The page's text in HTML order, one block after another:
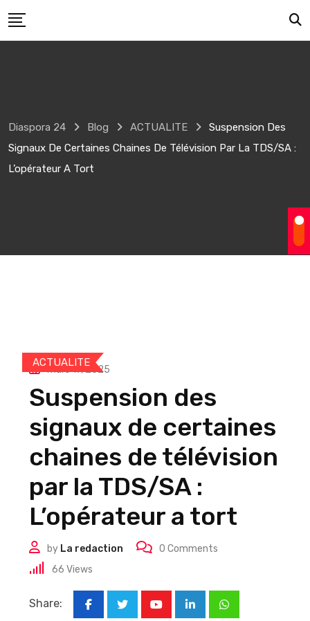
to
Diaspora 24 Blog ACTUALITE
Suspension Des
Signaux De Certaines Chaines De Télévision Par La TDS/SA :
L’opérateur A Tort
ACTUALITE
mars 17, 2025
Suspension des
signaux de certaines
chaines de télévision
par la TDS/SA :
L’opérateur a tort
by La redaction 0 Comments
66 Views
Share:
LinkedInWhatsapp